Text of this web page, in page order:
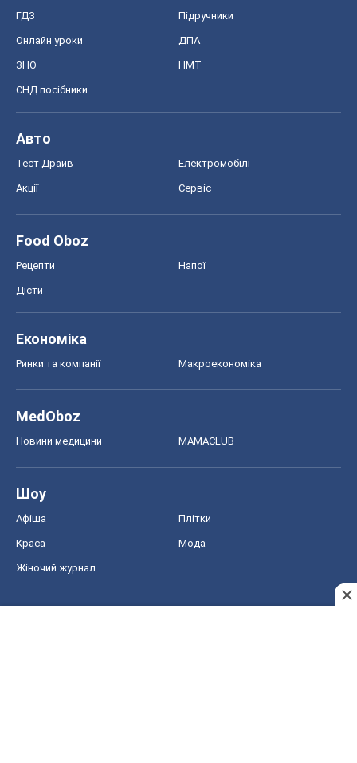
ГДЗ Підручники
Онлайн уроки ДПА
ЗНО НМТ
СНД посібники
Авто
Тест Драйв Електромобілі
Акції Сервіс
Food Oboz
Рецепти Напої
Дієти
Економіка
Ринки та компанії Макроекономіка
MedOboz
Новини медицини MAMACLUB
Шоу
Афіша Плітки
Краса Мода
Жіночий журнал